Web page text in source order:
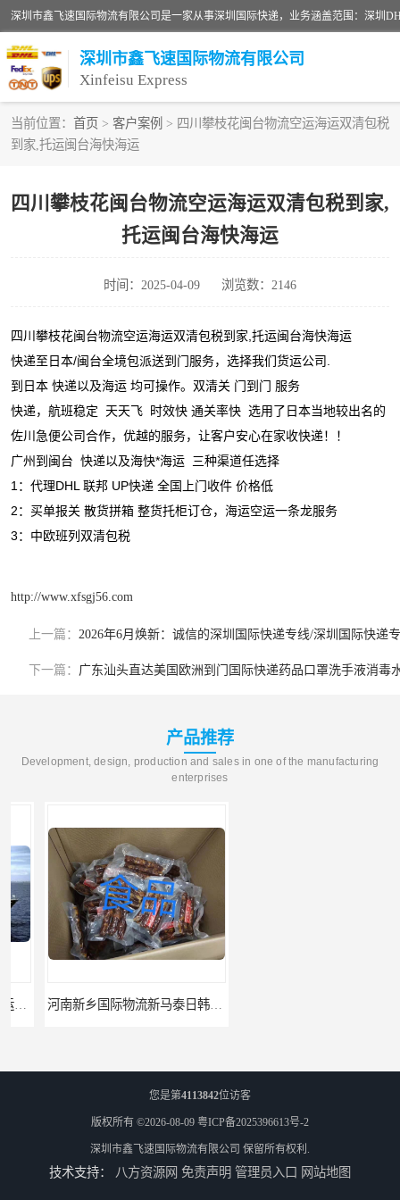
深圳市鑫飞速国际物流有限公司
Xinfeisu Express
当前位置： 首页 > 客户案例 > 四川攀枝花闽台物流空运海运双清包税
到家,托运闽台海快海运
四川攀枝花闽台物流空运海运双清包税到家,
托运闽台海快海运
时间：2025-04-09 浏览数：2146
四川攀枝花闽台物流空运海运双清包税到家,托运闽台海快海运
快递至日本/闽台全境包派送到门服务，选择我们货运公司.
到日本 快递以及海运 均可操作。双清关 门到门 服务
快递，航班稳定 天天飞 时效快 通关率快 选用了日本当地较出名的
佐川急便公司合作，优越的服务，让客户安心在家收快递！！
广州到闽台 快递以及海快*海运 三种渠道任选择
1：代理DHL 联邦 UP快递 全国上门收件 价格低
2：买单报关 散货拼箱 整货托柜订仓，海运空运一条龙服务
3：中欧班列双清包税
http://www.xfsgj56.com
上一篇： 2026年6月焕新：诚信的深圳国际快递专线/深圳国际快递
下一篇： 广东汕头直达美国欧洲到门国际快递药品口罩洗手液消毒
产品推荐
Development, design, production and sales in one of the manufacturing
enterprises
河南新乡国际物流新马泰日韩菲律宾老挝缅甸印尼柬埔寨双清包税
您是第4113842位访客
版权所有 ©2026-08-09 粤ICP备2025396613号-2
深圳市鑫飞速国际物流有限公司 保留所有权利.
技术支持： 八方资源网 免责声明 管理员入口 网站地图
联邦快递
俄罗斯快递
深圳DHL国际快递
UPS国际快递
深圳国际物流公司
新能源电池出口物流